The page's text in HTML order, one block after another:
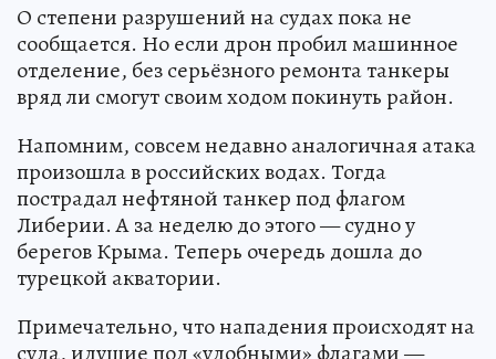
О степени разрушений на судах пока не
сообщается. Но если дрон пробил машинное
отделение, без серьёзного ремонта танкеры
вряд ли смогут своим ходом покинуть район.
Напомним, совсем недавно аналогичная атака
произошла в российских водах. Тогда
пострадал нефтяной танкер под флагом
Либерии. А за неделю до этого — судно у
берегов Крыма. Теперь очередь дошла до
турецкой акватории.
Примечательно, что нападения происходят на
суда, идущие под «удобными» флагами —